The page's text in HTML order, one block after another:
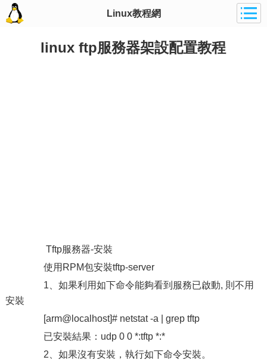
Linux教程網
linux ftp服務器架設配置教程
Tftp服務器-安裝
使用RPM包安裝tftp-server
1、如果利用如下命令能夠看到服務已啟動, 則不用
安裝
[arm@localhost]# netstat -a | grep tftp
已安裝結果：udp 0 0 *:tftp *:*
2、如果沒有安裝，執行如下命令安裝。